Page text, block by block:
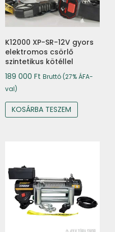
K12000 XP-SR-12V gyors
elektromos csörlő
szintetikus kötéllel
189 000 Ft Bruttó (27% ÁFA-
val)
KOSÁRBA TESZEM